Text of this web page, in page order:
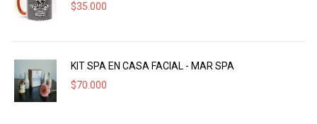
$35.000
KIT SPA EN CASA FACIAL - MAR SPA
$70.000